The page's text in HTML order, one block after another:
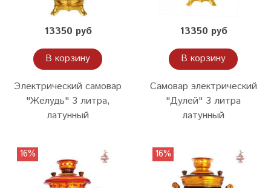
13350 руб
В корзину
Электрический самовар
"Желудь" 3 литра,
латунный
13350 руб
В корзину
Самовар электрический
"Дулей" 3 литра
латунный
16% 16%